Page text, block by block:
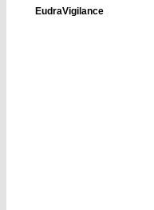
EudraVigilance